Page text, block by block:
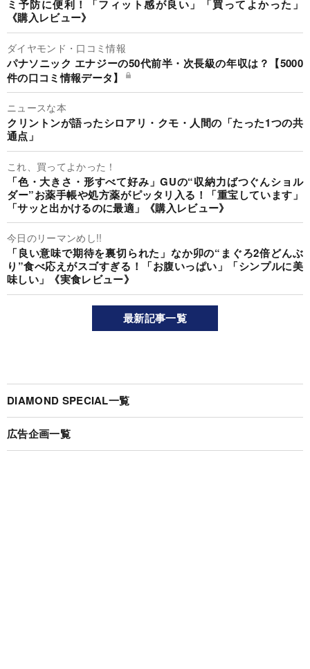
ミ予防に便利！「フィット感が良い」「買ってよかった」
《購入レビュー》
ダイヤモンド・口コミ情報
パナソニック エナジーの50代前半・次長級の年収は？【5000
件の口コミ情報データ】
ニュースな本
クリントンが語ったシロアリ・クモ・人間の「たった1つの共
通点」
これ、買ってよかった！
「色・大きさ・形すべて好み」GUの“収納力ばつぐんショル
ダー”お薬手帳や処方薬がピッタリ入る！「重宝しています」
「サッと出かけるのに最適」《購入レビュー》
今日のリーマンめし!!
「良い意味で期待を裏切られた」なか卯の“まぐろ2倍どんぶ
り”食べ応えがスゴすぎる！「お腹いっぱい」「シンプルに美
味しい」《実食レビュー》
最新記事一覧
DIAMOND SPECIAL一覧
広告企画一覧